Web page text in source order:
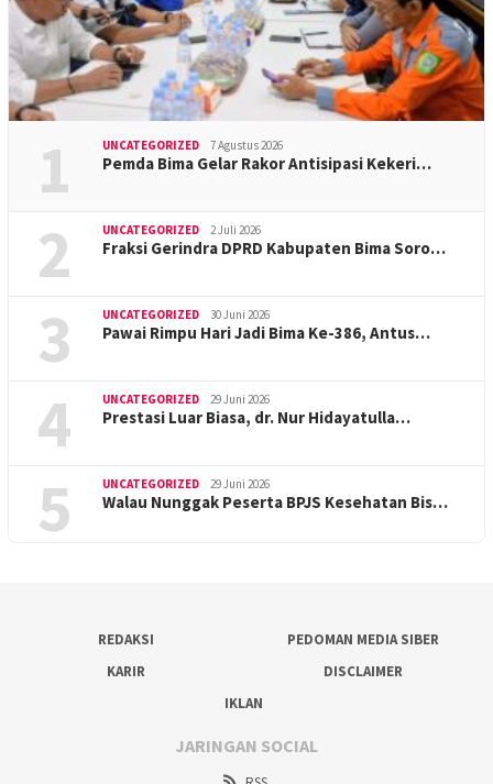
1 UNCATEGORIZED 7 Agustus 2026
Pemda Bima Gelar Rakor Antisipasi Kekeri…
2 UNCATEGORIZED 2 Juli 2026
Fraksi Gerindra DPRD Kabupaten Bima Soro…
3 UNCATEGORIZED 30 Juni 2026
Pawai Rimpu Hari Jadi Bima Ke-386, Antus…
4 UNCATEGORIZED 29 Juni 2026
Prestasi Luar Biasa, dr. Nur Hidayatulla…
5 UNCATEGORIZED 29 Juni 2026
Walau Nunggak Peserta BPJS Kesehatan Bis…
REDAKSI
PEDOMAN MEDIA SIBER
KARIR
DISCLAIMER
IKLAN
JARINGAN SOCIAL